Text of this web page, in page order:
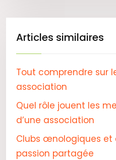
Articles similaires
Tout comprendre sur
association
Quel rôle jouent les
d’une association
Clubs œnologiques et
passion partagée